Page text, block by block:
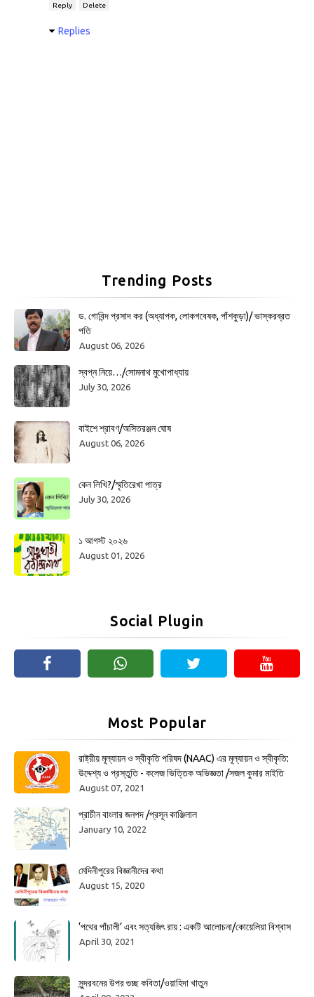
Reply Delete
Replies
Trending Posts
ড. গোবিন্দ প্রসাদ কর (অধ্যাপক, লোকগবেষক, পাঁশকুড়া)/ ভাস্করব্রত
পতি
August 06, 2026
স্বপ্ন নিয়ে…/সোমনাথ মুখোপাধ্যায়
July 30, 2026
বাইশে শ্রাবণ/অসিতরঞ্জন ঘোষ
August 06, 2026
কেন লিখি?/স্মৃতিরেখা পাত্র
July 30, 2026
১ আগস্ট ২০২৬
August 01, 2026
Social Plugin
Most Popular
রাষ্ট্রীয় মূল্যায়ন ও স্বীকৃতি পরিষদ (NAAC) এর মূল্যায়ন ও স্বীকৃতি:
উদ্দেশ্য ও প্রস্তুতি - কলেজ ভিত্তিক অভিজ্ঞতা /সজল কুমার মাইতি
August 07, 2021
প্রাচীন বাংলার জনপদ /প্রসূন কাঞ্জিলাল
January 10, 2022
মেদিনীপুরের বিজ্ঞানীদের কথা
August 15, 2020
‘পথের পাঁচালী’ এবং সত্যজিৎ রায় : একটি আলোচনা/কোয়েলিয়া বিশ্বাস
April 30, 2021
সুন্দরবনের উপর গুচ্ছ কবিতা/ওয়াহিদা খাতুন